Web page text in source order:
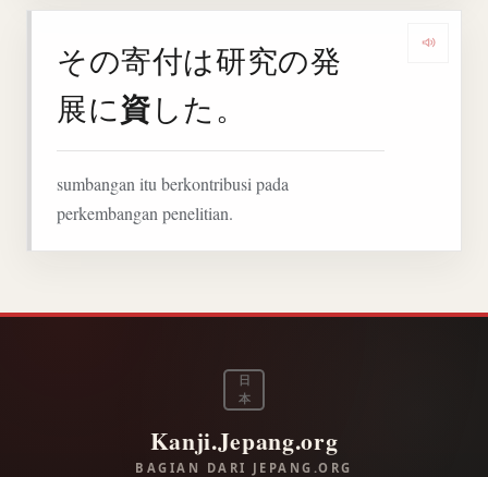
その寄付は研究の発
展に資した。
sumbangan itu berkontribusi pada
perkembangan penelitian.
日
本
Kanji.Jepang.org
BAGIAN DARI JEPANG.ORG